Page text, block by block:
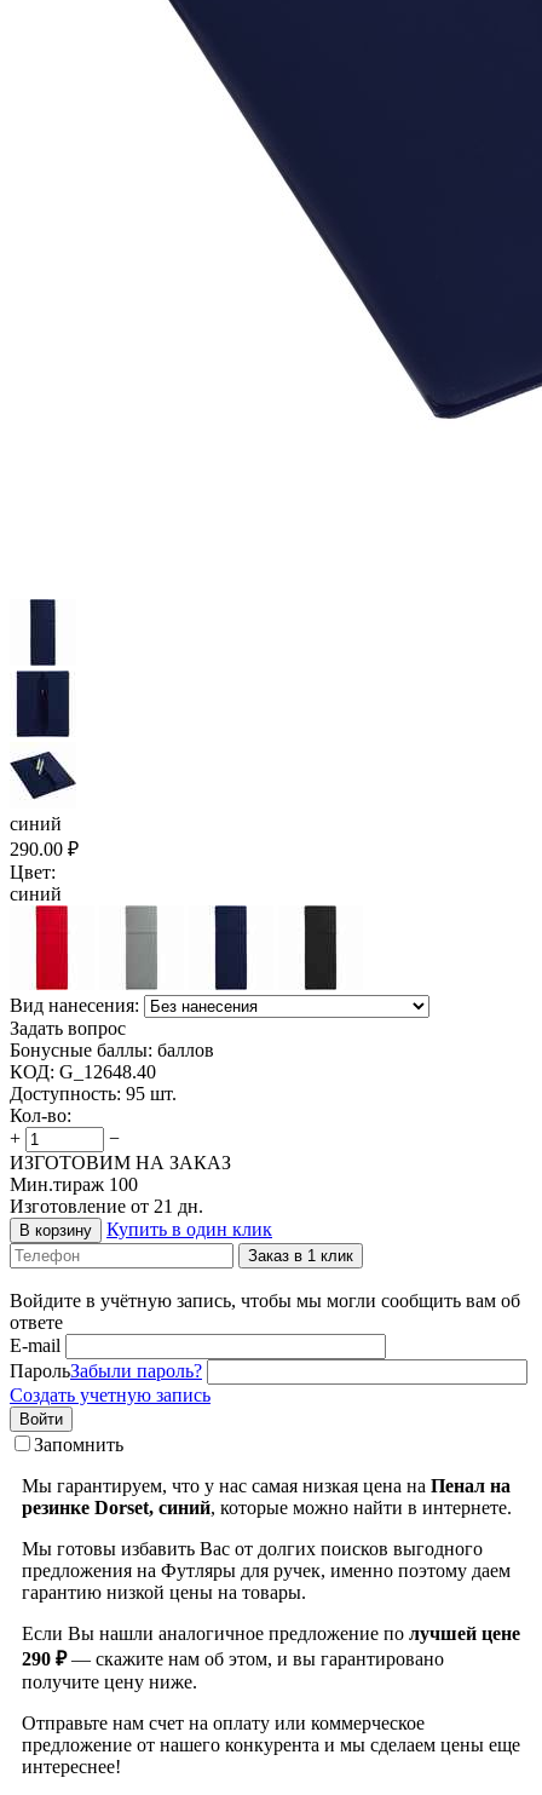
синий
290.00 ₽
Цвет:
синий
Вид нанесения:
Задать вопрос
Бонусные баллы: баллов
КОД: G_12648.40
Доступность: 95 шт.
Кол-во:
+
−
ИЗГОТОВИМ НА ЗАКАЗ
Мин.тираж 100
Изготовление от 21 дн.
В корзину Купить в один клик
Заказ в 1 клик
Войдите в учётную запись, чтобы мы могли сообщить вам об
ответе
E-mail
ПарольЗабыли пароль?
Создать учетную запись
Войти
Запомнить
Мы гарантируем, что у нас самая низкая цена на Пенал на
резинке Dorset, синий, которые можно найти в интернете.
Мы готовы избавить Вас от долгих поисков выгодного
предложения на Футляры для ручек, именно поэтому даем
гарантию низкой цены на товары.
Если Вы нашли аналогичное предложение по лучшей цене
290 ₽— скажите нам об этом, и вы гарантировано
получите цену ниже.
Отправьте нам счет на оплату или коммерческое
предложение от нашего конкурента и мы сделаем цены еще
интереснее!